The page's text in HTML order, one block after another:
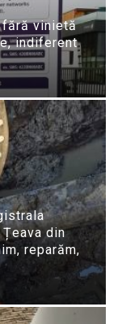
fără vinietă
indiferent
din
reparăm,